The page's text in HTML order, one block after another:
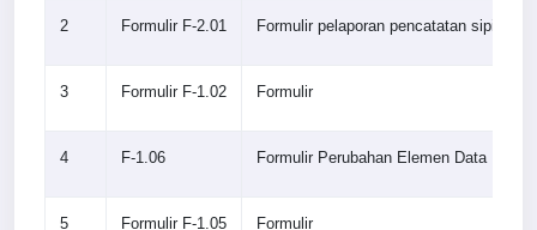
2 Formulir F-2.01 Formulir pelaporan pencatatan sipil di
3 Formulir F-1.02 Formulir
4 F-1.06 Formulir Perubahan Elemen Data
5 Formulir F-1.05 Formulir